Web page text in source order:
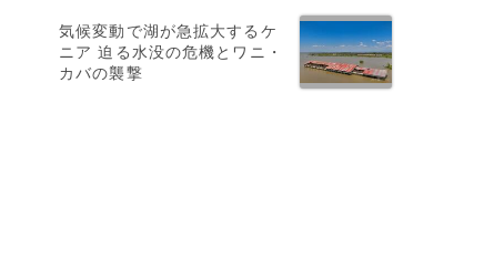
気候変動で湖が急拡大するケ
ニア 迫る水没の危機とワニ・
カバの襲撃